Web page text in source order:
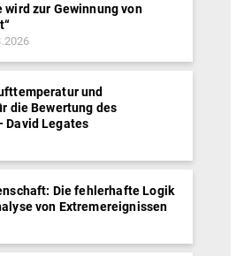
wird zur Gewinnung von
und
die Bewertung des
David Legates
Die fehlerhafte Logik
von Extremereignissen